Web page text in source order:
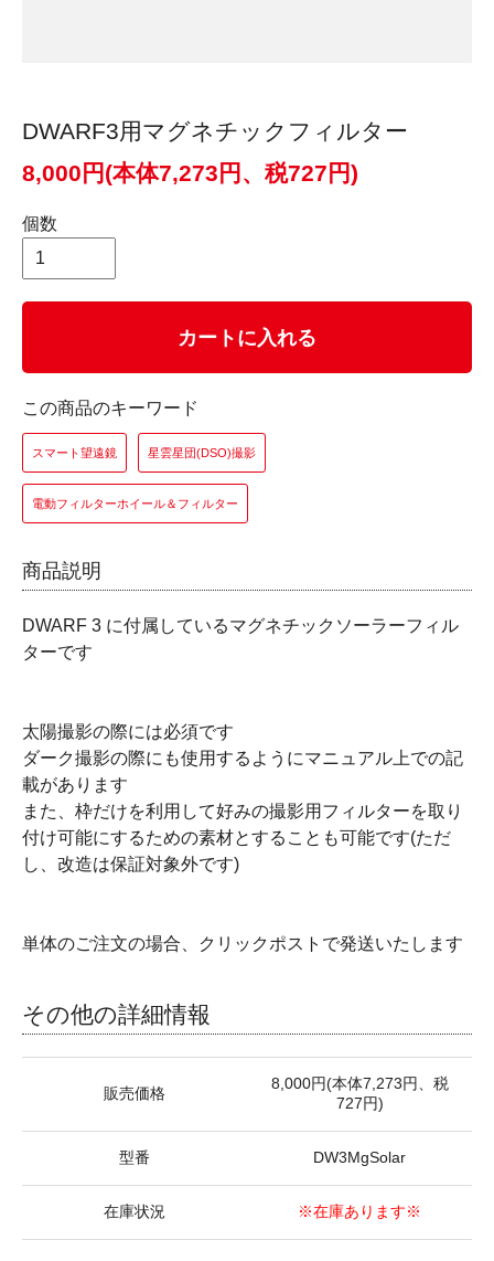
DWARF3用マグネチックフィルター
8,000円(本体7,273円、税727円)
個数
カートに入れる
この商品のキーワード
スマート望遠鏡 星雲星団(DSO)撮影
電動フィルターホイール＆フィルター
商品説明
DWARF 3 に付属しているマグネチックソーラーフィル
ターです
太陽撮影の際には必須です
ダーク撮影の際にも使用するようにマニュアル上での記
載があります
また、枠だけを利用して好みの撮影用フィルターを取り
付け可能にするための素材とすることも可能です(ただ
し、改造は保証対象外です)
単体のご注文の場合、クリックポストで発送いたします
その他の詳細情報
販売価格
8,000円(本体7,273円、税
727円)
型番 DW3MgSolar
在庫状況 ※在庫あります※